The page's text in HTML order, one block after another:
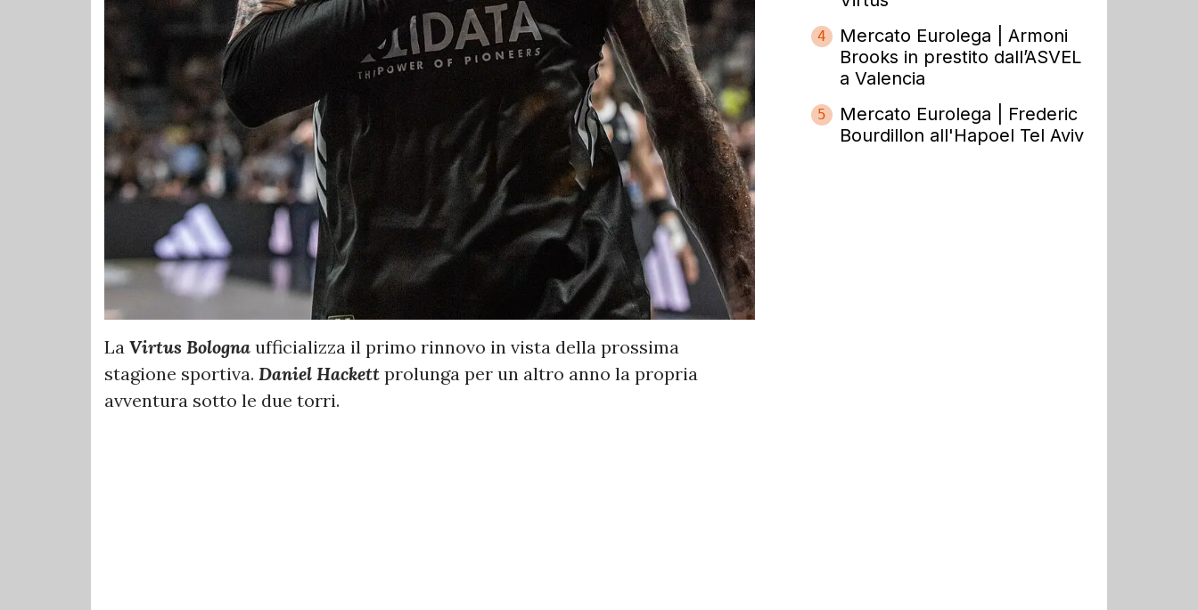
La Virtus Bologna ufficializza il primo rinnovo in vista della prossima
stagione sportiva. Daniel Hackett prolunga per un altro anno la propria
avventura sotto le due torri.
4
Mercato Eurolega | Armoni
Brooks in prestito dall’ASVEL
a Valencia
5
Mercato Eurolega | Frederic
Bourdillon all'Hapoel Tel Aviv